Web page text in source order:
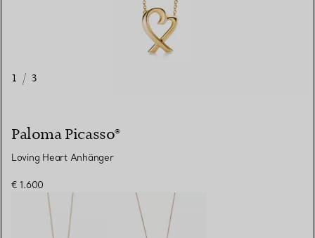
1 / 3
Paloma Picasso®
Loving Heart Anhänger
€ 1.600